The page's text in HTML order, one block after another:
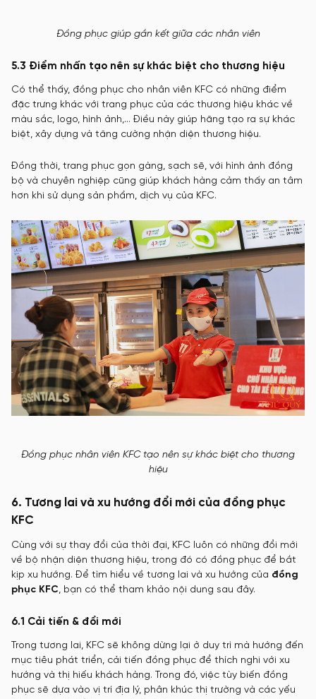
Đồng phục giúp gắn kết giữa các nhân viên
5.3 Điểm nhấn tạo nên sự khác biệt cho thương hiệu
Có thể thấy, đồng phục cho nhân viên KFC có những điểm
đặc trưng khác với trang phục của các thương hiệu khác về
màu sắc, logo, hình ảnh,… Điều này giúp hãng tạo ra sự khác
biệt, xây dựng và tăng cường nhận diện thương hiệu.
Đồng thời, trang phục gọn gàng, sạch sẽ, với hình ảnh đồng
bộ và chuyên nghiệp cũng giúp khách hàng cảm thấy an tâm
hơn khi sử dụng sản phẩm, dịch vụ của KFC.
Đồng phục nhân viên KFC tạo nên sự khác biệt cho thương
hiệu
6. Tương lai và xu hướng đổi mới của đồng phục
KFC
Cùng với sự thay đổi của thời đại, KFC luôn có những đổi mới
về bộ nhận diện thương hiệu, trong đó có đồng phục để bắt
kịp xu hướng. Để tìm hiểu về tương lai và xu hướng của đồng
phục KFC, bạn có thể tham khảo nội dung sau đây.
6.1 Cải tiến & đổi mới
Trong tương lai, KFC sẽ không dừng lại ở duy trì mà hướng đến
mục tiêu phát triển, cải tiến đồng phục để thích nghi với xu
hướng và thị hiếu khách hàng. Trong đó, việc tùy biến đồng
phục sẽ dựa vào vị trí địa lý, phân khúc thị trường và các yếu